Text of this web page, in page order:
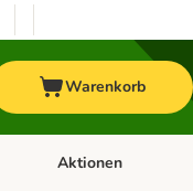
Warenkorb
Vet & Spezialfutter
Kategorie-Menü
Aktionen